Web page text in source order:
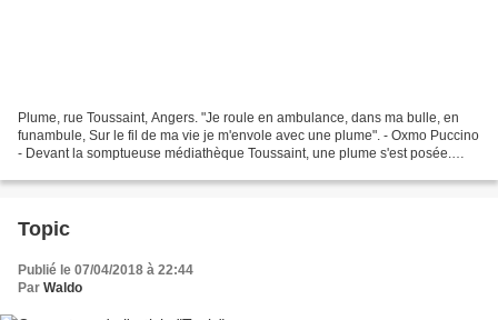
Plume, rue Toussaint, Angers. "Je roule en ambulance, dans ma bulle, en
funambule, Sur le fil de ma vie je m'envole avec une plume". - Oxmo Puccino
- Devant la somptueuse médiathèque Toussaint, une plume s'est posée.
Topic
Publié le 07/04/2018 à 22:44
Par Waldo